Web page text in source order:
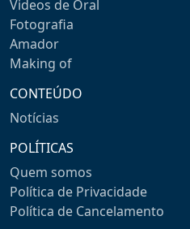
Videos de Oral
Fotografia
Amador
Making of
CONTEÚDO
Notícias
POLÍTICAS
Quem somos
Política de Privacidade
Política de Cancelamento